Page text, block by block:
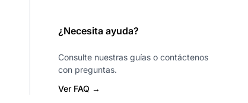
¿Necesita ayuda?
Consulte nuestras guías o contáctenos
con preguntas.
Ver FAQ →